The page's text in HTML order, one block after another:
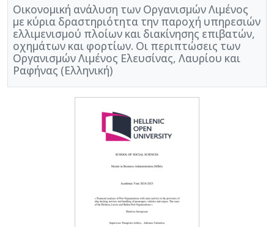
Οικονομική ανάλυση των Οργανισμών Λιμένος
με κύρια δραστηριότητα την παροχή υπηρεσιών
ελλιμενισμού πλοίων και διακίνησης επιβατών,
οχημάτων και φορτίων. Οι περιπτώσεις των
Οργανισμών Λιμένος Ελευσίνας, Λαυρίου και
Ραφήνας (Ελληνική)